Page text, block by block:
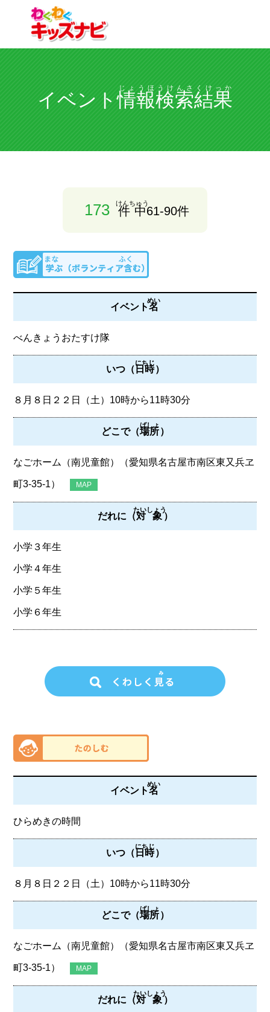
イベント情報検索結果
じょうほうけんさくけっか
173 件中
けんちゅう
61-90件
イベント名
めい
べんきょうおたすけ隊
いつ（日時
にちじ
）
８月８日２２日（土）10時から11時30分
どこで（場所
ばしょ
）
なごホーム（南児童館）（愛知県名古屋市南区東又兵ヱ
町3‐35‐1） MAP
だれに（対象
たいしょう
）
小学３年生
小学４年生
小学５年生
小学６年生
イベント名
めい
ひらめきの時間
いつ（日時
にちじ
）
８月８日２２日（土）10時から11時30分
どこで（場所
ばしょ
）
なごホーム（南児童館）（愛知県名古屋市南区東又兵ヱ
町3‐35‐1） MAP
だれに（対象
たいしょう
）